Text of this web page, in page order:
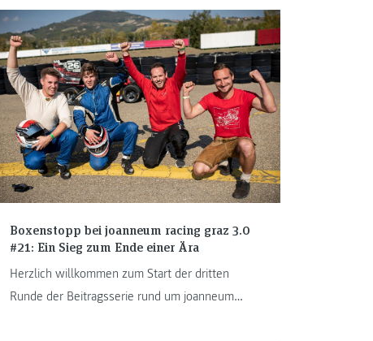
Studierende zu den verschiedensten
Baugruppen des Teams gestoßen. In dieser
Ausgabe erzählen Carolina Strasser, Mercedes
Wesonig und Chiara Wenig von ihren ersten
Monaten als Weasel.
Boxenstopp bei joanneum racing graz 3.0
#21: Ein Sieg zum Ende einer Ära
Herzlich willkommen zum Start der dritten
Runde der Beitragsserie rund um joanneum